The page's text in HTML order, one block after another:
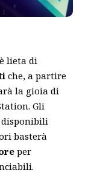
è lieta di
che, a partire
la gioia di
Gli
basterà
per